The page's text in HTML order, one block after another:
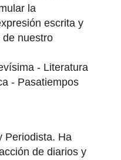
la
escrita y
nuestro
- Literatura
- Pasatiempos
Periodista. Ha
de diarios y